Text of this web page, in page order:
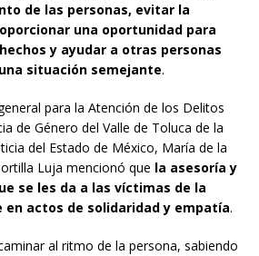
de las personas, evitar la
una oportunidad para
y ayudar a otras personas
situación semejante.
para la Atención de los Delitos
de Género del Valle de Toluca de la
del Estado de México, María de la
Luja mencionó que la asesoría y
se les da a las víctimas de la
en actos de solidaridad y empatía.
al ritmo de la persona, sabiendo